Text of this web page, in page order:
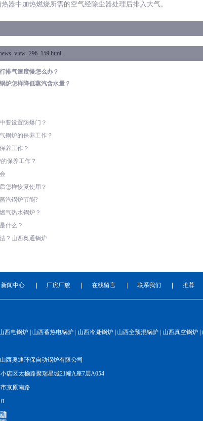
器中加热燃烧所需的空气经除尘器处理后排入大气。
排气速度慢怎么办？
炉怎样降低蒸汽含水量？
要设置防爆门？
锅炉的保养工作？
养工作？
保养工作？
怎样恢复使用？
汽锅炉节能?
气热水锅炉？
什么？
？山西奥通锅炉
新闻中心 厂房厂貌 在线留言 联系我们 推荐
西电锅炉 | 山西蓄热电锅炉 | 山西冷凝锅炉 | 山西全预混锅炉 | 山西真空锅炉
西奥通环保自动锅炉有限公司
店区太榆路聚瑞星城21幢A座7层A054
京原南路